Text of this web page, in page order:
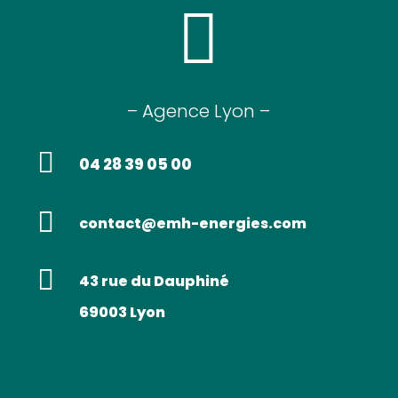

– Agence Lyon –
 04 28 39 05 00
 contact@emh-energies.com

43 rue du Dauphiné
69003 Lyon